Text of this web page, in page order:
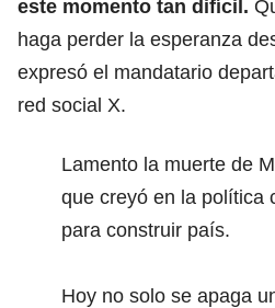
este momento tan difícil.
haga perder la esperanza
expresó el mandatario
red social X.
Lamento la muerte de
que creyó en la política
para construir país.
Hoy no solo se apaga